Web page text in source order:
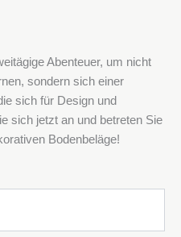
Abenteuer, um nicht
sondern sich einer
sich für Design und
sich jetzt an und betreten Sie
Bodenbeläge!